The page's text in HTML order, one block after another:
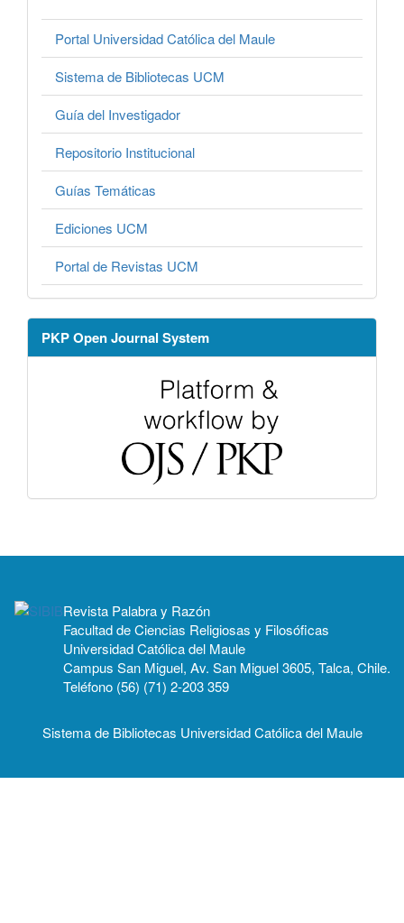
Portal Universidad Católica del Maule
Sistema de Bibliotecas UCM
Guía del Investigador
Repositorio Institucional
Guías Temáticas
Ediciones UCM
Portal de Revistas UCM
PKP Open Journal System
Revista Palabra y Razón
Facultad de Ciencias Religiosas y Filosóficas
Universidad Católica del Maule
Campus San Miguel, Av. San Miguel 3605, Talca, Chile.
Teléfono (56) (71) 2-203 359
Sistema de Bibliotecas Universidad Católica del Maule